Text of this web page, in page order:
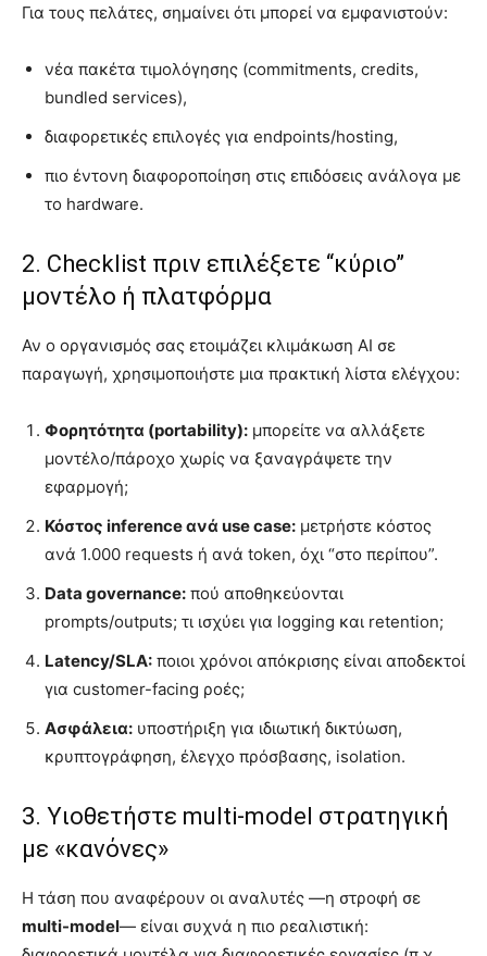
Για τους πελάτες, σημαίνει ότι μπορεί να εμφανιστούν:
νέα πακέτα τιμολόγησης (commitments, credits,
bundled services),
διαφορετικές επιλογές για endpoints/hosting,
πιο έντονη διαφοροποίηση στις επιδόσεις ανάλογα με
το hardware.
2. Checklist πριν επιλέξετε “κύριο”
μοντέλο ή πλατφόρμα
Αν ο οργανισμός σας ετοιμάζει κλιμάκωση AI σε
παραγωγή, χρησιμοποιήστε μια πρακτική λίστα ελέγχου:
Φορητότητα (portability): μπορείτε να αλλάξετε
μοντέλο/πάροχο χωρίς να ξαναγράψετε την
εφαρμογή;
Κόστος inference ανά use case: μετρήστε κόστος
ανά 1.000 requests ή ανά token, όχι “στο περίπου”.
Data governance: πού αποθηκεύονται
prompts/outputs; τι ισχύει για logging και retention;
Latency/SLA: ποιοι χρόνοι απόκρισης είναι αποδεκτοί
για customer-facing ροές;
Ασφάλεια: υποστήριξη για ιδιωτική δικτύωση,
κρυπτογράφηση, έλεγχο πρόσβασης, isolation.
3. Υιοθετήστε multi-model στρατηγική
με «κανόνες»
Η τάση που αναφέρουν οι αναλυτές —η στροφή σε
multi-model— είναι συχνά η πιο ρεαλιστική: